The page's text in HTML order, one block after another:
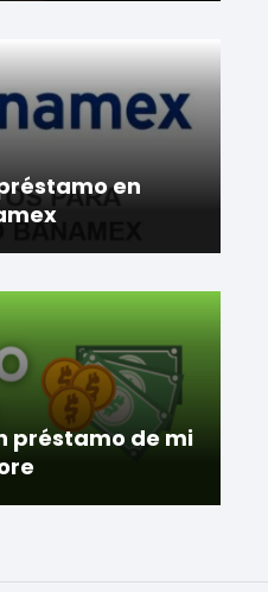
en
préstamo de mi